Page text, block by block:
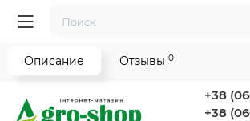
+38
+38
Описание Отзывы 0